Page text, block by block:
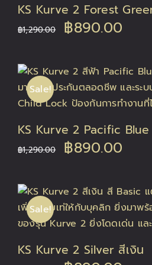
KS Kurve 2 Forest
฿1,290.00
Original
was:
฿1,290.00.
฿890.00
is:
฿
Sale!
KS Kurve 2 Pacific
฿1,290.00
Original
was:
฿1,290.00.
฿890.00
is:
฿
Sale!
KS Kurve 2 Silver สีเงิน